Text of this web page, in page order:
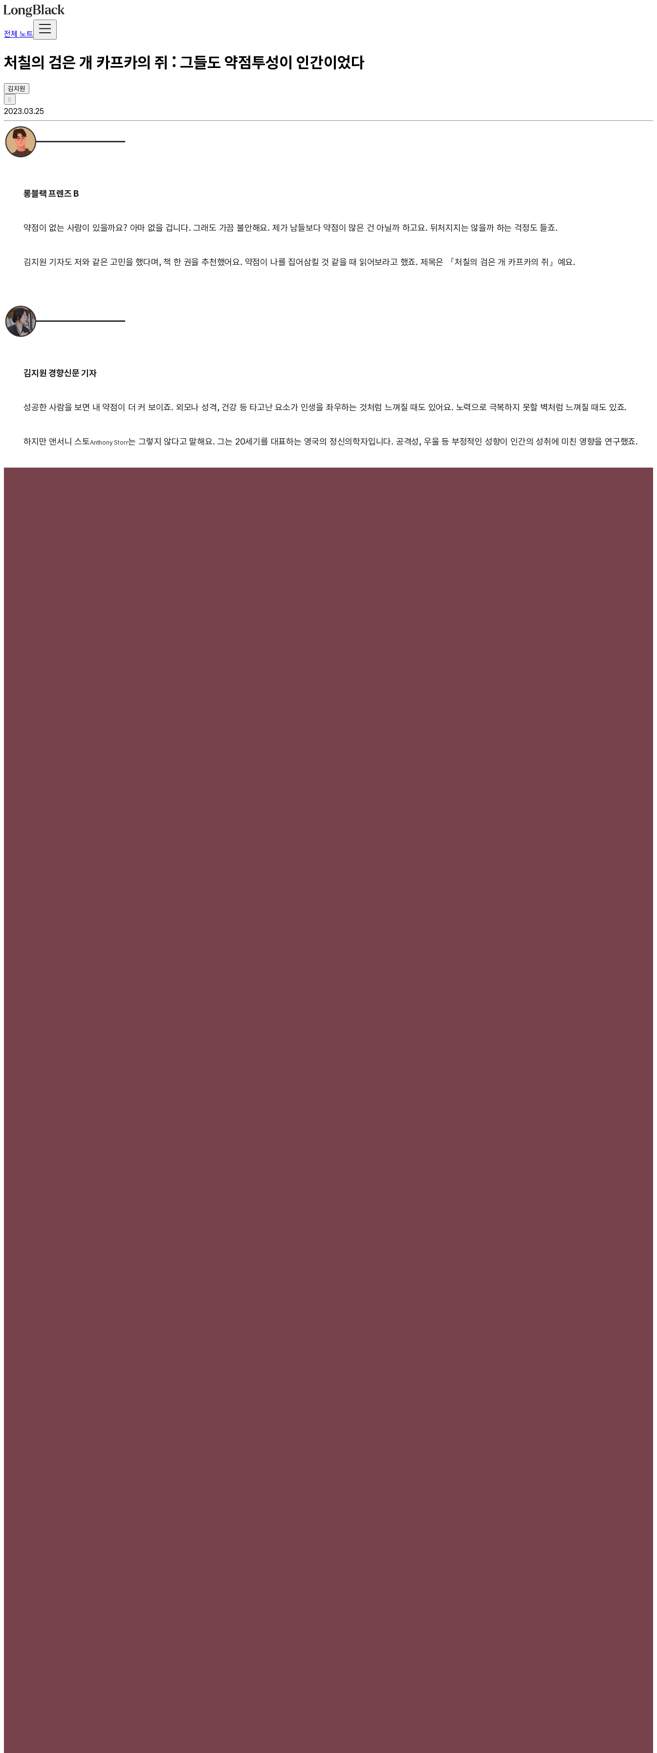
전체 노트
처칠의 검은 개 카프카의 쥐 : 그들도 약점투성이 인간이었다
김지원
B
2023.03.25
롱블랙 프렌즈 B
약점이 없는 사람이 있을까요? 아마 없을 겁니다. 그래도 가끔 불안해요. 제가 남들보다 약점이 많은 건 아닐까 하고요. 뒤처지지는 않을까 하는 걱정도 들죠.
김지원 기자도 저와 같은 고민을 했다며, 책 한 권을 추천했어요. 약점이 나를 집어삼킬 것 같을 때 읽어보라고 했죠. 제목은 『처칠의 검은 개 카프카의 쥐』예요.
김지원 경향신문 기자
성공한 사람을 보면 내 약점이 더 커 보이죠. 외모나 성격, 건강 등 타고난 요소가 인생을 좌우하는 것처럼 느껴질 때도 있어요. 노력으로 극복하지 못할 벽처럼 느껴질 때도 있죠.
하지만 앤서니 스토Anthony Storr는 그렇지 않다고 말해요. 그는 20세기를 대표하는 영국의 정신의학자입니다. 공격성, 우울 등 부정적인 성향이 인간의 성취에 미친 영향을 연구했죠.